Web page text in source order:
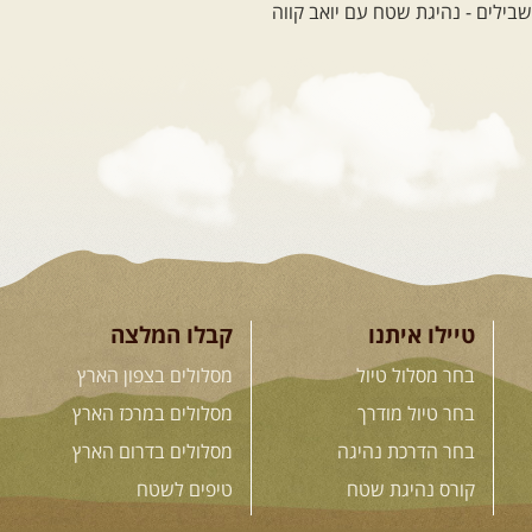
12-22.08.2026
- טיול ג'יפים
מסע שטח לאחת המדינות הפראיות
והמרגשות בעולם. קירגיסטאן היא לא ...
[המשך]
הקווקז הגבוה מחכה לכם: נתיבי שטח
מרהיבים, פסגות מושלגות, אירוח ...
[המשך]
23-29.09.2026 - סוכות – טיול
פתוח
בין רכס הקווקז הנמוך לגבוה, בין נהרות
שוצפים למעברי הרים ...[המשך]
טיילו איתנו
בחר מסלול טיול
בחר טיול מודרך
בחר הדרכת נהיגה
קורס נהיגת שטח
קבלו המלצה
מסלולים בצפון הארץ
מסלולים במרכז הארץ
מסלולים בדרום הארץ
טיפים לשטח